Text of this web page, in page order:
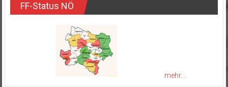
FF-Status NÖ
mehr...